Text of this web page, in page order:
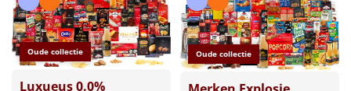
Oude collectie
Luxueus 0.0%
Oude collectie